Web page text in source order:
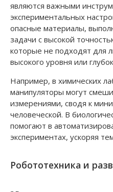
являются важными
экспериментальных
опасные материалы,
задачи с высокой
которые не подходят для
высокого уровня или
Например, в химических
манипуляторы могут
измерениями, сводя к
человеческой. В
помогают в
экспериментах, ускоряя
Робототехника и